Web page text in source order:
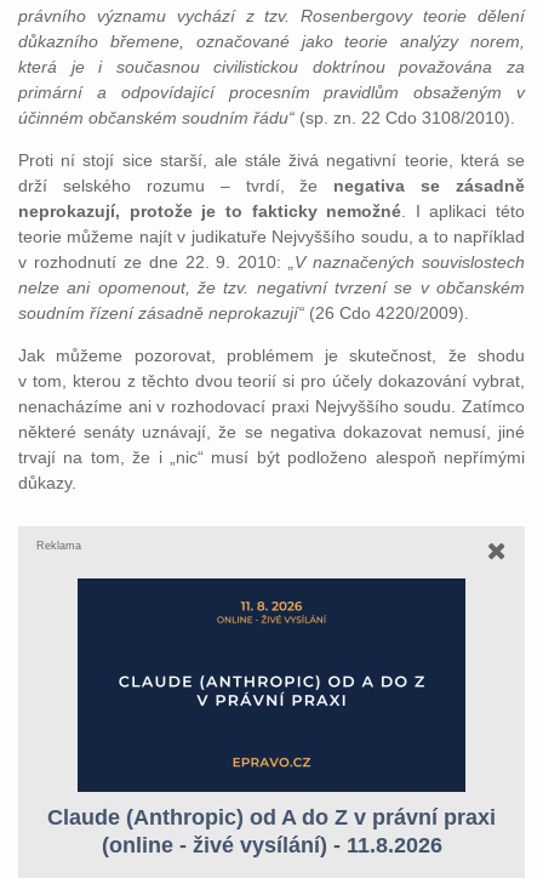
právního významu vychází z tzv. Rosenbergovy teorie dělení
důkazního břemene, označované jako teorie analýzy norem,
která je i současnou civilistickou doktrínou považována za
primární a odpovídající procesním pravidlům obsaženým v
účinném občanském soudním řádu“ (sp. zn. 22 Cdo 3108/2010).
Proti ní stojí sice starší, ale stále živá negativní teorie, která se
drží selského rozumu – tvrdí, že negativa se zásadně
neprokazují, protože je to fakticky nemožné . I aplikaci této
teorie můžeme najít v judikatuře Nejvyššího soudu, a to například
v rozhodnutí ze dne 22. 9. 2010:
„V naznačených souvislostech
nelze ani opomenout, že tzv. negativní tvrzení se v občanském
soudním řízení zásadně neprokazují“ (26 Cdo 4220/2009).
Jak můžeme pozorovat, problémem je skutečnost, že shodu
v tom, kterou z těchto dvou teorií si pro účely dokazování vybrat,
nenacházíme ani v rozhodovací praxi Nejvyššího soudu. Zatímco
některé senáty uznávají, že se negativa dokazovat nemusí, jiné
trvají na tom, že i „nic“ musí být podloženo alespoň nepřímými
důkazy.
Reklama
Claude (Anthropic) od A do Z v právní praxi
(online - živé vysílání) - 11.8.2026